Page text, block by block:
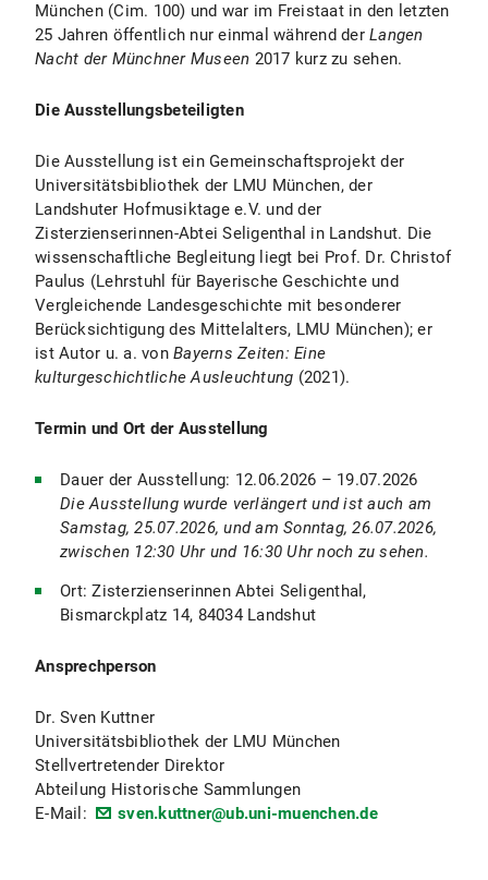
München (Cim. 100) und war im Freistaat in den letzten
25 Jahren öffentlich nur einmal während der Langen
Nacht der Münchner Museen 2017 kurz zu sehen.
Die Ausstellungsbeteiligten
Die Ausstellung ist ein Gemeinschaftsprojekt der
Universitätsbibliothek der LMU München, der
Landshuter Hofmusiktage e.V. und der
Zisterzienserinnen-Abtei Seligenthal in Landshut. Die
wissenschaftliche Begleitung liegt bei Prof. Dr. Christof
Paulus (Lehrstuhl für Bayerische Geschichte und
Vergleichende Landesgeschichte mit besonderer
Berücksichtigung des Mittelalters, LMU München); er
ist Autor u. a. von Bayerns Zeiten: Eine
kulturgeschichtliche Ausleuchtung (2021).
Termin und Ort der Ausstellung
Dauer der Ausstellung: 12.06.2026 – 19.07.2026
Die Ausstellung wurde verlängert und ist auch am
Samstag, 25.07.2026, und am Sonntag, 26.07.2026,
zwischen 12:30 Uhr und 16:30 Uhr noch zu sehen.
Ort: Zisterzienserinnen Abtei Seligenthal,
Bismarckplatz 14, 84034 Landshut
Ansprechperson
Dr. Sven Kuttner
Universitätsbibliothek der LMU München
Stellvertretender Direktor
Abteilung Historische Sammlungen
E-Mail:
sven.kuttner@ub.uni-muenchen.de